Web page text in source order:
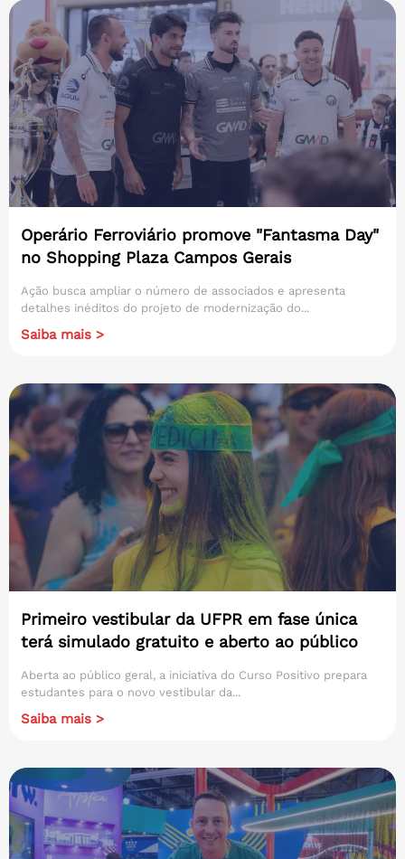
Operário Ferroviário promove "Fantasma Day"
no Shopping Plaza Campos Gerais
Ação busca ampliar o número de associados e apresenta
detalhes inéditos do projeto de modernização do...
Saiba mais >
Primeiro vestibular da UFPR em fase única
terá simulado gratuito e aberto ao público
Aberta ao público geral, a iniciativa do Curso Positivo prepara
estudantes para o novo vestibular da...
Saiba mais >